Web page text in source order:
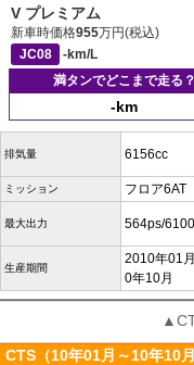
V プレミアム
新車時価格955万円(税込)
JC08
-km/L
満タンでどこまで走る？
-km
排気量 6156cc
ミッション フロア6AT
最大出力 564ps/
生産期間
2010年01
0年10月
CTS（10年01月～10年10